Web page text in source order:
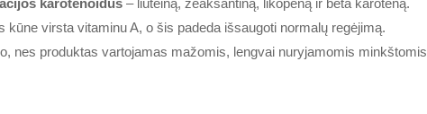
karotenoidus – liuteiną, zeaksantiną, likopeną ir beta karoteną.
virsta vitaminu A, o šis padeda išsaugoti normalų regėjimą.
nes produktas vartojamas mažomis, lengvai nuryjamomis minkštomis